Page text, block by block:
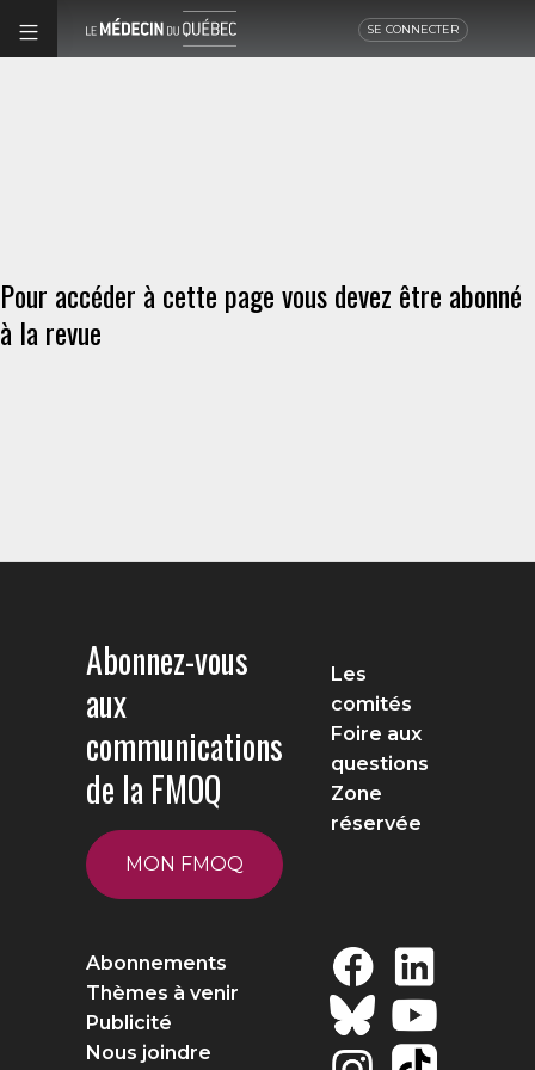
SE CONNECTER
Pour accéder à cette page vous devez être abonné
à la revue
Abonnez-vous
aux
communications
de la FMOQ
MON FMOQ
Les
comités
Foire aux
questions
Zone
réservée
Abonnements
Thèmes à venir
Publicité
Nous joindre